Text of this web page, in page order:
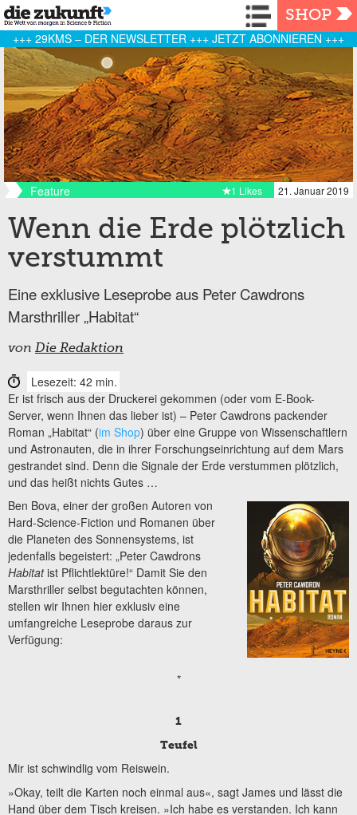
Navigation
SHOP
+++ 29KMS – DER NEWSLETTER +++ JETZT ABONNIEREN +++
Feature 21. Januar 2019
1 Likes
Wenn die Erde plötzlich
verstummt
Eine exklusive Leseprobe aus Peter Cawdrons
Marsthriller „Habitat“
von Die Redaktion
Lesezeit: 42 min.
Er ist frisch aus der Druckerei gekommen (oder vom E-Book-
Server, wenn Ihnen das lieber ist) – Peter Cawdrons packender
Roman „Habitat“ (im Shop) über eine Gruppe von Wissenschaftlern
und Astronauten, die in ihrer Forschungseinrichtung auf dem Mars
gestrandet sind. Denn die Signale der Erde verstummen plötzlich,
und das heißt nichts Gutes …
Ben Bova, einer der großen Autoren von
Hard-Science-Fiction und Romanen über
die Planeten des Sonnensystems, ist
jedenfalls begeistert: „Peter Cawdrons
Habitatist Pflichtlektüre!“ Damit Sie den
Marsthriller selbst begutachten können,
stellen wir Ihnen hier exklusiv eine
umfangreiche Leseprobe daraus zur
Verfügung:
*
1
Teufel
Mir ist schwindlig vom Reiswein.
»Okay, teilt die Karten noch einmal aus«, sagt James und lässt die
Hand über dem Tisch kreisen. »Ich habe es verstanden. Ich kann